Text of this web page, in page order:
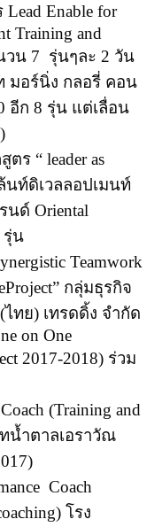
Lead Enable for
Training and
วน 7 รุ่นๆละ 2 วัน
มอร์นิ่ง กลอรี่ คอน
อีก 8 รุ่น แต่เลื่อน
ตร “ leader as
นท์ดิเวลลอปเมนท์
นด์ Oriental
รุ่น
Teamwork
กลุ่มธุรกิจ
ทย) เทรดดิ้ง จำกัด
on One
2017-2018) ร่วม
(Training and
น้ำตาลเอราวัณ
)
Coach
โรง